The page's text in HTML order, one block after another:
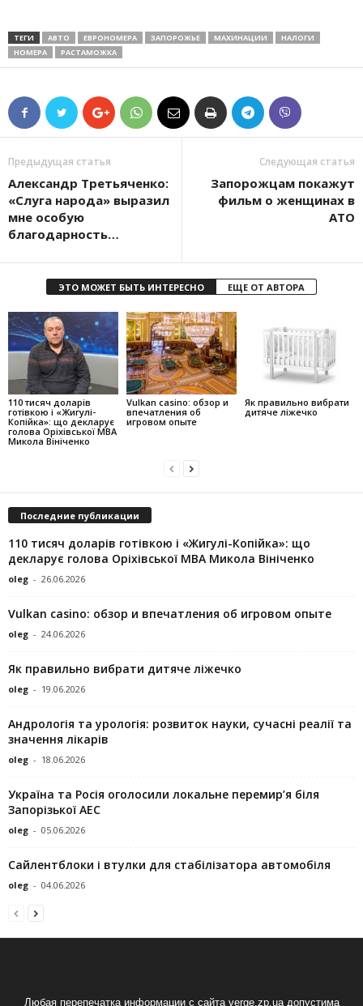
ТЕГИ АВТО ЕВРОНОМЕРА ЗАПОРОЖЬЕ МАХИНАЦИИ
НАЛОГИ
НОМЕРА
РАСТАМОЖКА
Предыдущая статья
Александр Третьяченко:
«Слуга народа» выразил
мне особую
благодарность…
Следующая статья
Запорожцам покажут
фильм о женщинах в
АТО
ЭТО МОЖЕТ БЫТЬ ИНТЕРЕСНО ЕЩЕ ОТ АВТОРА
110 тисяч доларів
готівкою і «Жигулі-
Копійка»: що декларує
голова Оріхівської МВА
Микола Вініченко
Vulkan casino: обзор и
впечатления об
игровом опыте
Як правильно вибрати
дитяче ліжечко
Последние публикации
110 тисяч доларів готівкою і «Жигулі-Копійка»: що
декларує голова Оріхівської МВА Микола Вініченко
oleg - 26.06.2026
Vulkan casino: обзор и впечатления об игровом опыте
oleg - 24.06.2026
Як правильно вибрати дитяче ліжечко
oleg - 19.06.2026
Андрологія та урологія: розвиток науки, сучасні реалії та
значення лікарів
oleg - 18.06.2026
Україна та Росія оголосили локальне перемир’я біля
Запорізької АЕС
oleg - 05.06.2026
Сайлентблоки і втулки для стабілізатора автомобіля
oleg - 04.06.2026
Любая перепечатка информации с сайта verge.zp.ua допустима